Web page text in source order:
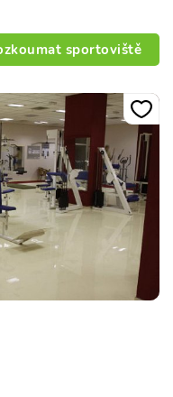
sportoviště